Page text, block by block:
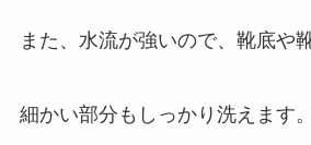
また、水流が強いので、靴底や
細かい部分もしっかり洗えます。